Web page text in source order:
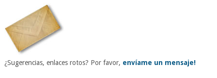
¿Sugerencias, enlaces rotos? Por favor, envíame un mensaje!